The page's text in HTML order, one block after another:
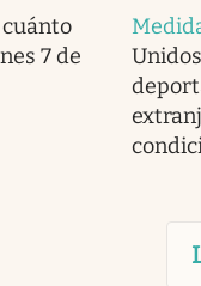
cuánto
7 de